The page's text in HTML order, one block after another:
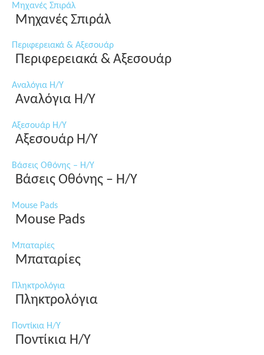
Μηχανές Σπιράλ
Μηχανές Σπιράλ
Περιφερειακά & Αξεσουάρ
Περιφερειακά & Αξεσουάρ
Αναλόγια Η/Υ
Αναλόγια Η/Υ
Αξεσουάρ Η/Υ
Αξεσουάρ Η/Υ
Βάσεις Οθόνης – Η/Υ
Βάσεις Οθόνης – Η/Υ
Mouse Pads
Mouse Pads
Μπαταρίες
Μπαταρίες
Πληκτρολόγια
Πληκτρολόγια
Ποντίκια Η/Υ
Ποντίκια Η/Υ